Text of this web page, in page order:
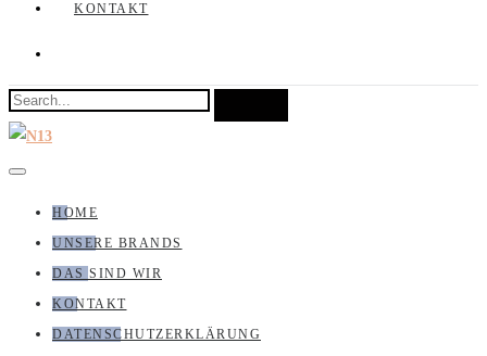
KONTAKT
HOME
UNSERE BRANDS
DAS SIND WIR
KONTAKT
DATENSCHUTZERKLÄRUNG